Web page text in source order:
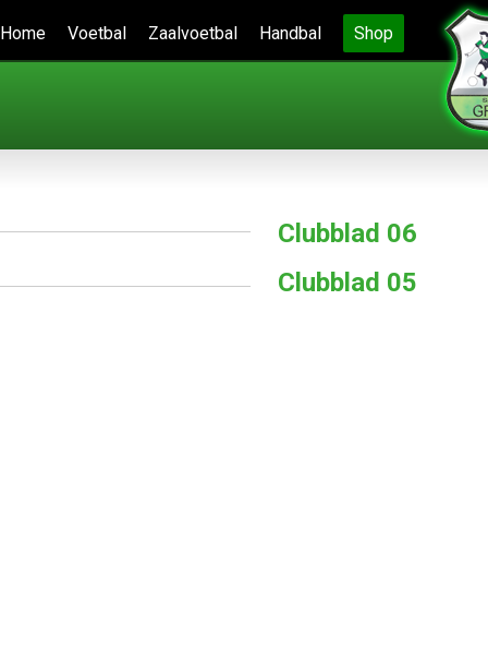
Home Voetbal Zaalvoetbal Handbal Shop
Clubblad 06
Clubblad 05